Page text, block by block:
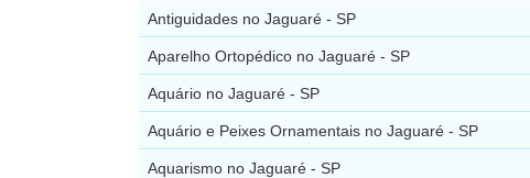
Antiguidades no Jaguaré - SP
Aparelho Ortopédico no Jaguaré - SP
Aquário no Jaguaré - SP
Aquário e Peixes Ornamentais no Jaguaré - SP
Aquarismo no Jaguaré - SP